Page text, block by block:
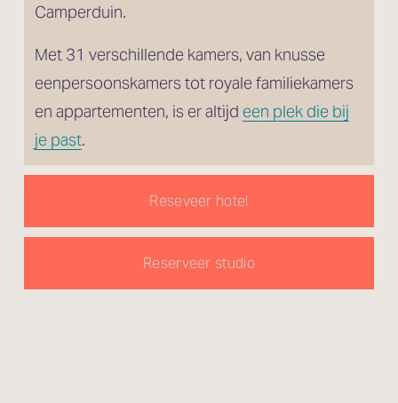
Camperduin.
Met 31 verschillende kamers, van knusse
eenpersoonskamers tot royale familiekamers
en appartementen, is er altijd een plek die bij
je past.
Reseveer hotel
Reserveer studio